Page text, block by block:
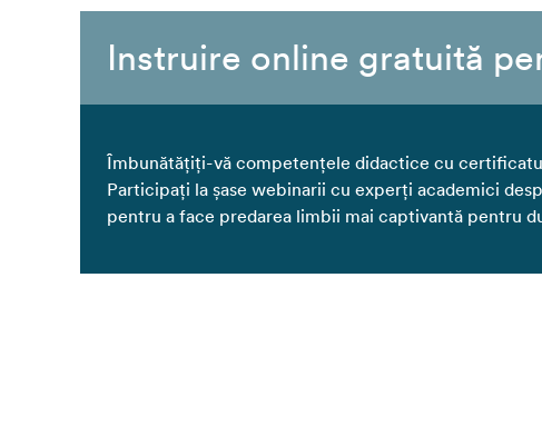
Instruire online gratuită
Îmbunătățiți-vă competențele didactice cu
Participați la șase webinarii cu experți academici
pentru a face predarea limbii mai captivantă pentru